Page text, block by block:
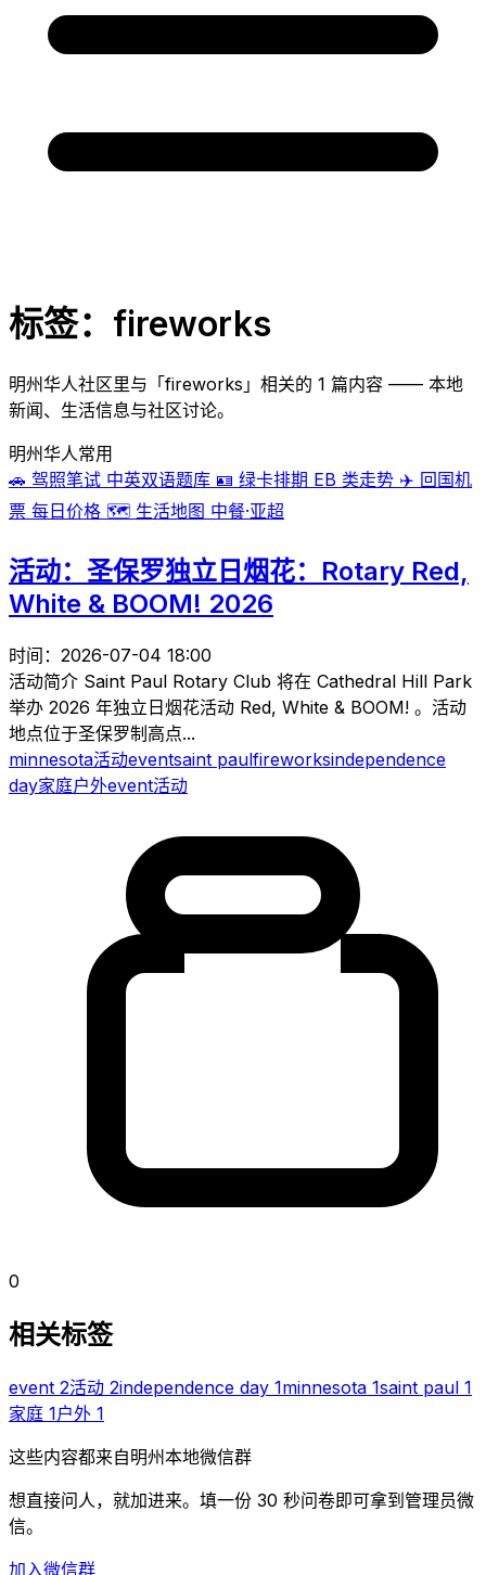
标签：fireworks
明州华人社区里与「fireworks」相关的 1 篇内容 —— 本地
新闻、生活信息与社区讨论。
明州华人常用
🚗 驾照笔试 中英双语题库 🪪 绿卡排期 EB 类走势 ✈️ 回国机
票 每日价格 🗺️ 生活地图 中餐·亚超
活动：圣保罗独立日烟花：Rotary Red,
White & BOOM! 2026
时间：2026-07-04 18:00
活动简介 Saint Paul Rotary Club 将在 Cathedral Hill Park
举办 2026 年独立日烟花活动 Red, White & BOOM! 。活动
地点位于圣保罗制高点...
minnesota活动eventsaint paulfireworksindependence
day家庭户外event活动
0
相关标签
event 2活动 2independence day 1minnesota 1saint paul 1
家庭 1户外 1
这些内容都来自明州本地微信群
想直接问人，就加进来。填一份 30 秒问卷即可拿到管理员微
信。
加入微信群